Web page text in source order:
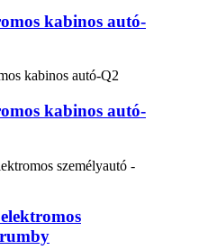
kabinos autó-
kabinos autó-